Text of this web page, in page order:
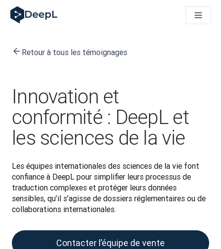
DeepL pour agents IA
Translation Flow de DeepL : des nouveaux processus
Découvrez Translation Flow : la localisation qui automatise
De la traduction de texte à la traduction vocale en temps réel
Building an instantly accessible voice demo with DeepL
Retour à tous les témoignages
Innovation et
conformité : DeepL et
les sciences de la vie
Les équipes internationales des sciences de la vie font
confiance à DeepL pour simplifier leurs processus de
traduction complexes et protéger leurs données
sensibles, qu’il s’agisse de dossiers réglementaires ou de
collaborations internationales.
Contacter l’équipe de vente